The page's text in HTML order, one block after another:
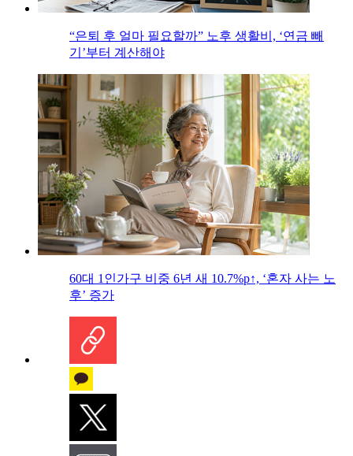
“은퇴 후 얼마 필요할까” 노후 생활비, ‘연금 빼
기’부터 계산해야
60대 1인가구 비중 6년 새 10.7%p↑, ‘혼자 사는 노
후’ 증가